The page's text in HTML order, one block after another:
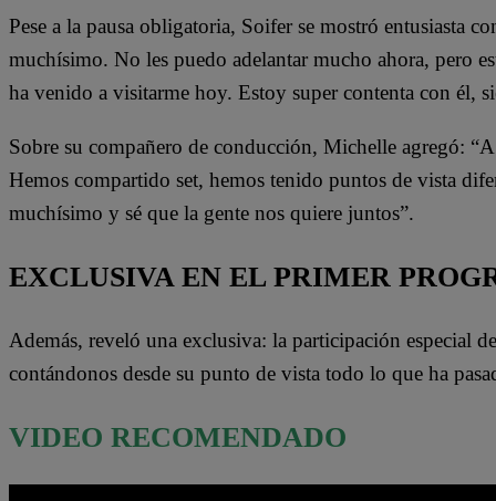
Pese a la pausa obligatoria, Soifer se mostró entusiasta
muchísimo. No les puedo adelantar mucho ahora, pero
ha venido a visitarme hoy. Estoy super contenta con él,
Sobre su compañero de conducción, Michelle agregó:
Hemos compartido set, hemos tenido puntos de vista
muchísimo y sé que la gente nos quiere juntos”.
EXCLUSIVA EN EL PRIMER
Además, reveló una exclusiva: la participación especial
contándonos desde su punto de vista todo lo que ha
VIDEO RECOMENDADO